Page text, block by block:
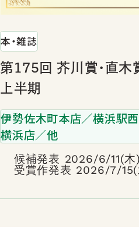
本・雑誌
第175回 芥川賞･直木
上半期
伊勢佐木町本店／横浜駅
横浜店／他
候補発表 2026/6/11(木)
受賞作発表 2026/7/